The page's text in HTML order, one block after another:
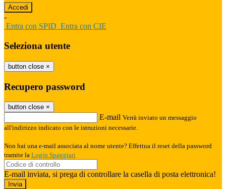
-
Entra con SPID Entra con CIE
Seleziona utente
button close ×
Recupero password
button close ×
E-mail Verrà inviato un messaggio
all'indirizzo indicato con le istruzioni necessarie.
Non hai una e-mail associata al nome utente? Effettua il reset della password
tramite la Login Spaggiari
E-mail inviata, si prega di controllare la casella di posta elettronica!